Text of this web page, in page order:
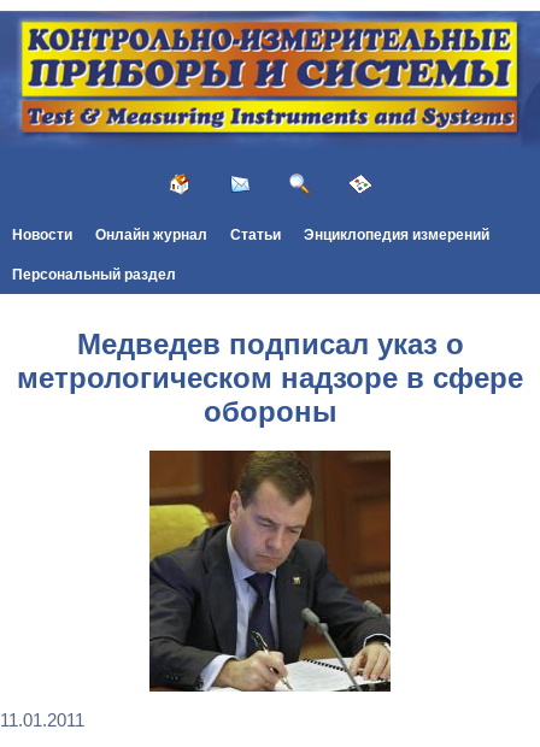
Новости Онлайн журнал Статьи Энциклопедия измерений
Персональный раздел
Медведев подписал указ о
метрологическом надзоре в сфере
обороны
11.01.2011